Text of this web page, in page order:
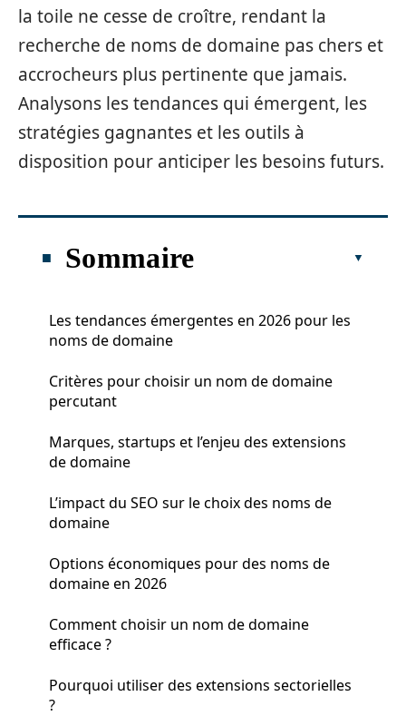
la toile ne cesse de croître, rendant la
recherche de noms de domaine pas chers et
accrocheurs plus pertinente que jamais.
Analysons les tendances qui émergent, les
stratégies gagnantes et les outils à
disposition pour anticiper les besoins futurs.
Sommaire
Les tendances émergentes en 2026 pour les
noms de domaine
Critères pour choisir un nom de domaine
percutant
Marques, startups et l’enjeu des extensions
de domaine
L’impact du SEO sur le choix des noms de
domaine
Options économiques pour des noms de
domaine en 2026
Comment choisir un nom de domaine
efficace ?
Pourquoi utiliser des extensions sectorielles
?